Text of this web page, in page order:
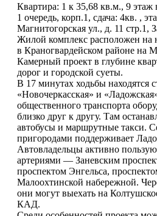
Квартира: 1 к 35,68 кв.м., 9
1 очередь, корп.1, сдача: 4кв. ,
Магнитогорская ул., д. 11 стр.1,
Жилой комплекс расположен на
в Краногвардейском районе на
Камерный проект в глубине
дорог и городской суеты.
В 17 минутах ходьбы находятся
«Новочеркасская» и
общественного транспорта
близко друг к другу. Там
автобусы и маршрутные такси.
пригородами поддерживает
Автовладельцы активно
артериями — Заневским
проспектом Энгельса,
Малоохтинской набережной.
они могут выехать на
КАД.